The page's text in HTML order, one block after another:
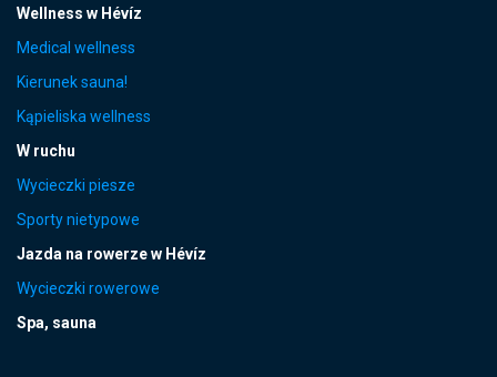
Wellness w Hévíz
Medical wellness
Kierunek sauna!
Kąpieliska wellness
W ruchu
Wycieczki piesze
Sporty nietypowe
Jazda na rowerze w Hévíz
Wycieczki rowerowe
Spa, sauna